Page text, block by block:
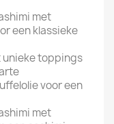
met
een klassieke
unieke toppings
voor een
met